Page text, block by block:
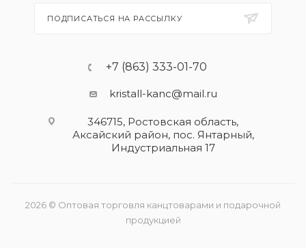
ПОДПИСАТЬСЯ НА РАССЫЛКУ
+7 (863) 333-01-70
kristall-kanc@mail.ru
346715, Ростовская область​,
Аксайский район, пос. Янтарный,
Индустриальная 17
2026 © Оптовая торговля канцтоварами и подарочной
продукцией